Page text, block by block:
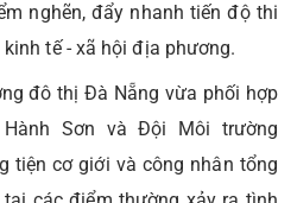
nghẽn, đẩy nhanh tiến độ thi
tế - xã hội địa phương.
đô thị Đà Nẵng vừa phối hợp
Sơn và Đội Môi trường
tiện cơ giới và công nhân tổng